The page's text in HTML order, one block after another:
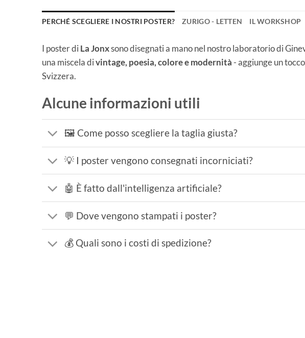
PERCHÉ SCEGLIERE I NOSTRI POSTER? ZURIGO - LETTEN IL WORKSHOP
I poster diLa Jonxsono disegnati a mano nel nostro laboratorio di
una miscela divintage, poesia, colore e modernità- aggiunge un
Svizzera.
Alcune informazioni utili
🖼️ Come posso scegliere la taglia giusta?
💡 I poster vengono consegnati incorniciati?
🤖 È fatto dall'intelligenza artificiale?
💬 Dove vengono stampati i poster?
💰 Quali sono i costi di spedizione?